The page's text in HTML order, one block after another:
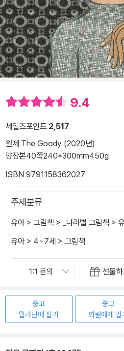
9.4
세일즈포인트 2,517
원제 The Goody (2020년)
양장본40쪽240*300mm450g
ISBN 9791158362027
주제분류
유아> 그림책 > _나라별 그림책 >
유아> 4~7세 > 그림책
선물하
중고
알라딘에 팔기
중고
회원에게 팔